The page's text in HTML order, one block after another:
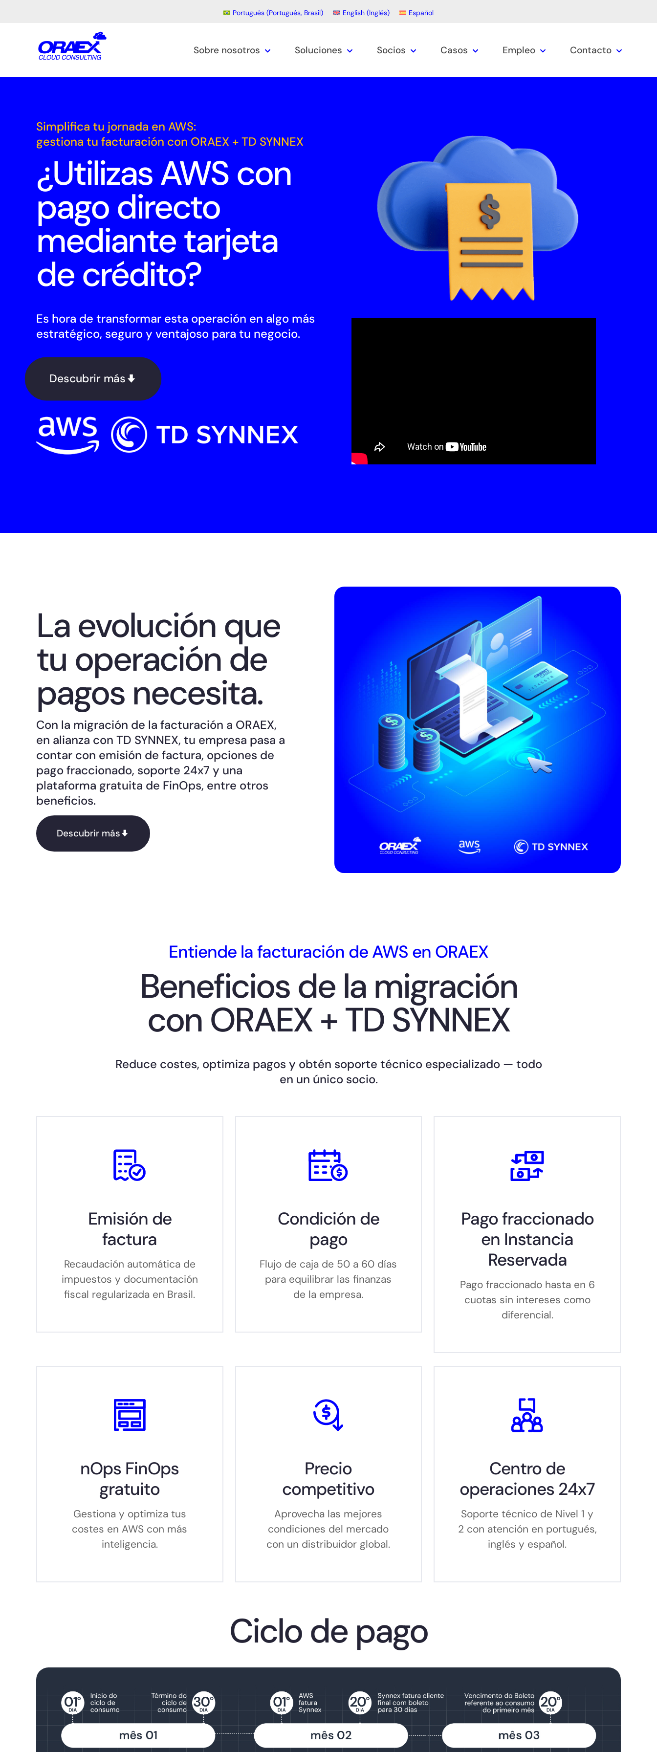
Português (Portugués, Brasil) English(Inglés) Español
Sobre nosotros Soluciones Socios Casos Empleo Contacto
Simplifica tu jornada en AWS:
gestiona tu facturación con ORAEX + TD SYNNEX
¿Utilizas AWS con
pago directo
mediante tarjeta
de crédito?
Es hora de transformar esta operación en algo más
estratégico, seguro y ventajoso para tu negocio.
Descubrir más
La evolución que
tu operación de
pagos necesita.
Con la migración de la facturación a ORAEX,
en alianza con TD SYNNEX, tu empresa pasa a
contar con emisión de factura, opciones de
pago fraccionado, soporte 24x7 y una
plataforma gratuita de FinOps, entre otros
beneficios.
Descubrir más
Entiende la facturación de AWS en ORAEX
Beneficios de la migración
con ORAEX + TD SYNNEX
Reduce costes, optimiza pagos y obtén soporte técnico especializado — todo
en un único socio.
Emisión de
factura
Recaudación automática de
impuestos y documentación
fiscal regularizada en Brasil.
Condición de
pago
Flujo de caja de 50 a 60 días
para equilibrar las finanzas
de la empresa.
Pago fraccionado
en Instancia
Reservada
Pago fraccionado hasta en 6
cuotas sin intereses como
diferencial.
nOps FinOps
gratuito
Gestiona y optimiza tus
costes en AWS con más
inteligencia.
Precio
competitivo
Aprovecha las mejores
condiciones del mercado
con un distribuidor global.
Centro de
operaciones 24x7
Soporte técnico de Nivel 1 y
2 con atención en portugués,
inglés y español.
Ciclo de pago